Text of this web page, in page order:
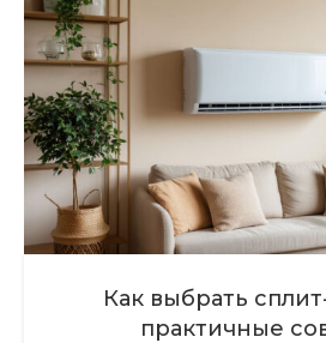
Как выбрать
практичные